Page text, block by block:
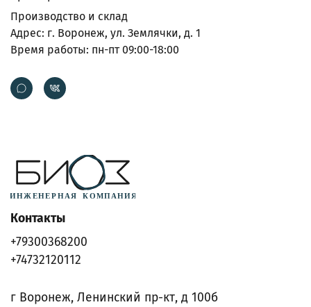
Производство и склад
Адрес: г. Воронеж, ул. Землячки, д. 1
Время работы: пн-пт 09:00-18:00
Контакты
+79300368200
+74732120112
г Воронеж, Ленинский пр-кт, д 100б